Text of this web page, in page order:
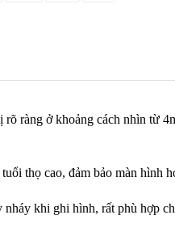
rõ ràng ở khoảng cách nhìn từ
thọ cao, đảm bảo màn hình
khi ghi hình, rất phù hợp